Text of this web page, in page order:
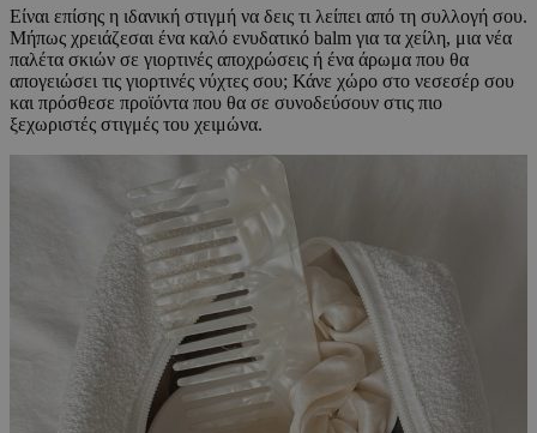
Είναι επίσης η ιδανική στιγμή να δεις τι λείπει από τη συλλογή σου.
Μήπως χρειάζεσαι ένα καλό ενυδατικό balm για τα χείλη, μια νέα
παλέτα σκιών σε γιορτινές αποχρώσεις ή ένα άρωμα που θα
απογειώσει τις γιορτινές νύχτες σου; Κάνε χώρο στο νεσεσέρ σου
και πρόσθεσε προϊόντα που θα σε συνοδεύσουν στις πιο
ξεχωριστές στιγμές του χειμώνα.